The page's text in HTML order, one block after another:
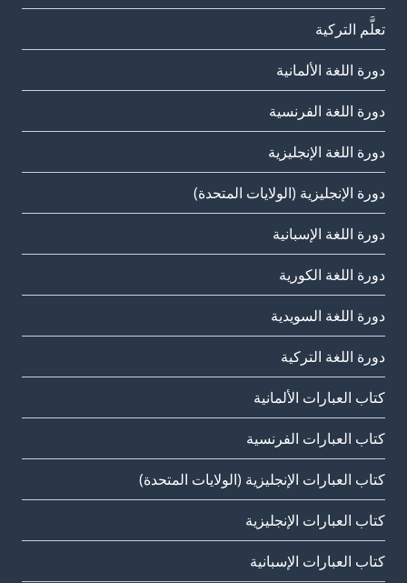
تعلَّم التركية
دورة اللغة الألمانية
دورة اللغة الفرنسية
دورة اللغة الإنجليزية
دورة الإنجليزية (الولايات المتحدة)
دورة اللغة الإسبانية
دورة اللغة الكورية
دورة اللغة السويدية
دورة اللغة التركية
كتاب العبارات الألمانية
كتاب العبارات الفرنسية
كتاب العبارات الإنجليزية (الولايات المتحدة)
كتاب العبارات الإنجليزية
كتاب العبارات الإسبانية